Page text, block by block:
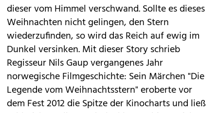
dieser vom Himmel verschwand. Sollte es dieses
Weihnachten nicht gelingen, den Stern
wiederzufinden, so wird das Reich auf ewig im
Dunkel versinken. Mit dieser Story schrieb
Regisseur Nils Gaup vergangenes Jahr
norwegische Filmgeschichte: Sein Märchen "Die
Legende vom Weihnachtsstern" eroberte vor
dem Fest 2012 die Spitze der Kinocharts und ließ